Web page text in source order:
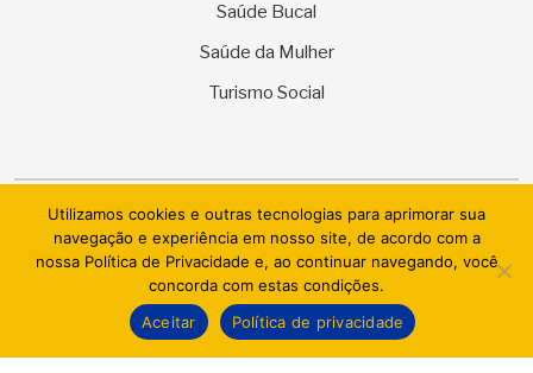
Saúde Bucal
Saúde da Mulher
Turismo Social
© 2026 SESC Sergipe - Serviço Social do Comércio. Todos os
direitos reservados.
AI.BRAZIL TECHNOLOGIES & DATACENTER LTDA
Utilizamos cookies e outras tecnologias para aprimorar sua
navegação e experiência em nosso site, de acordo com a
nossa Política de Privacidade e, ao continuar navegando, você
concorda com estas condições.
Aceitar
Política de privacidade